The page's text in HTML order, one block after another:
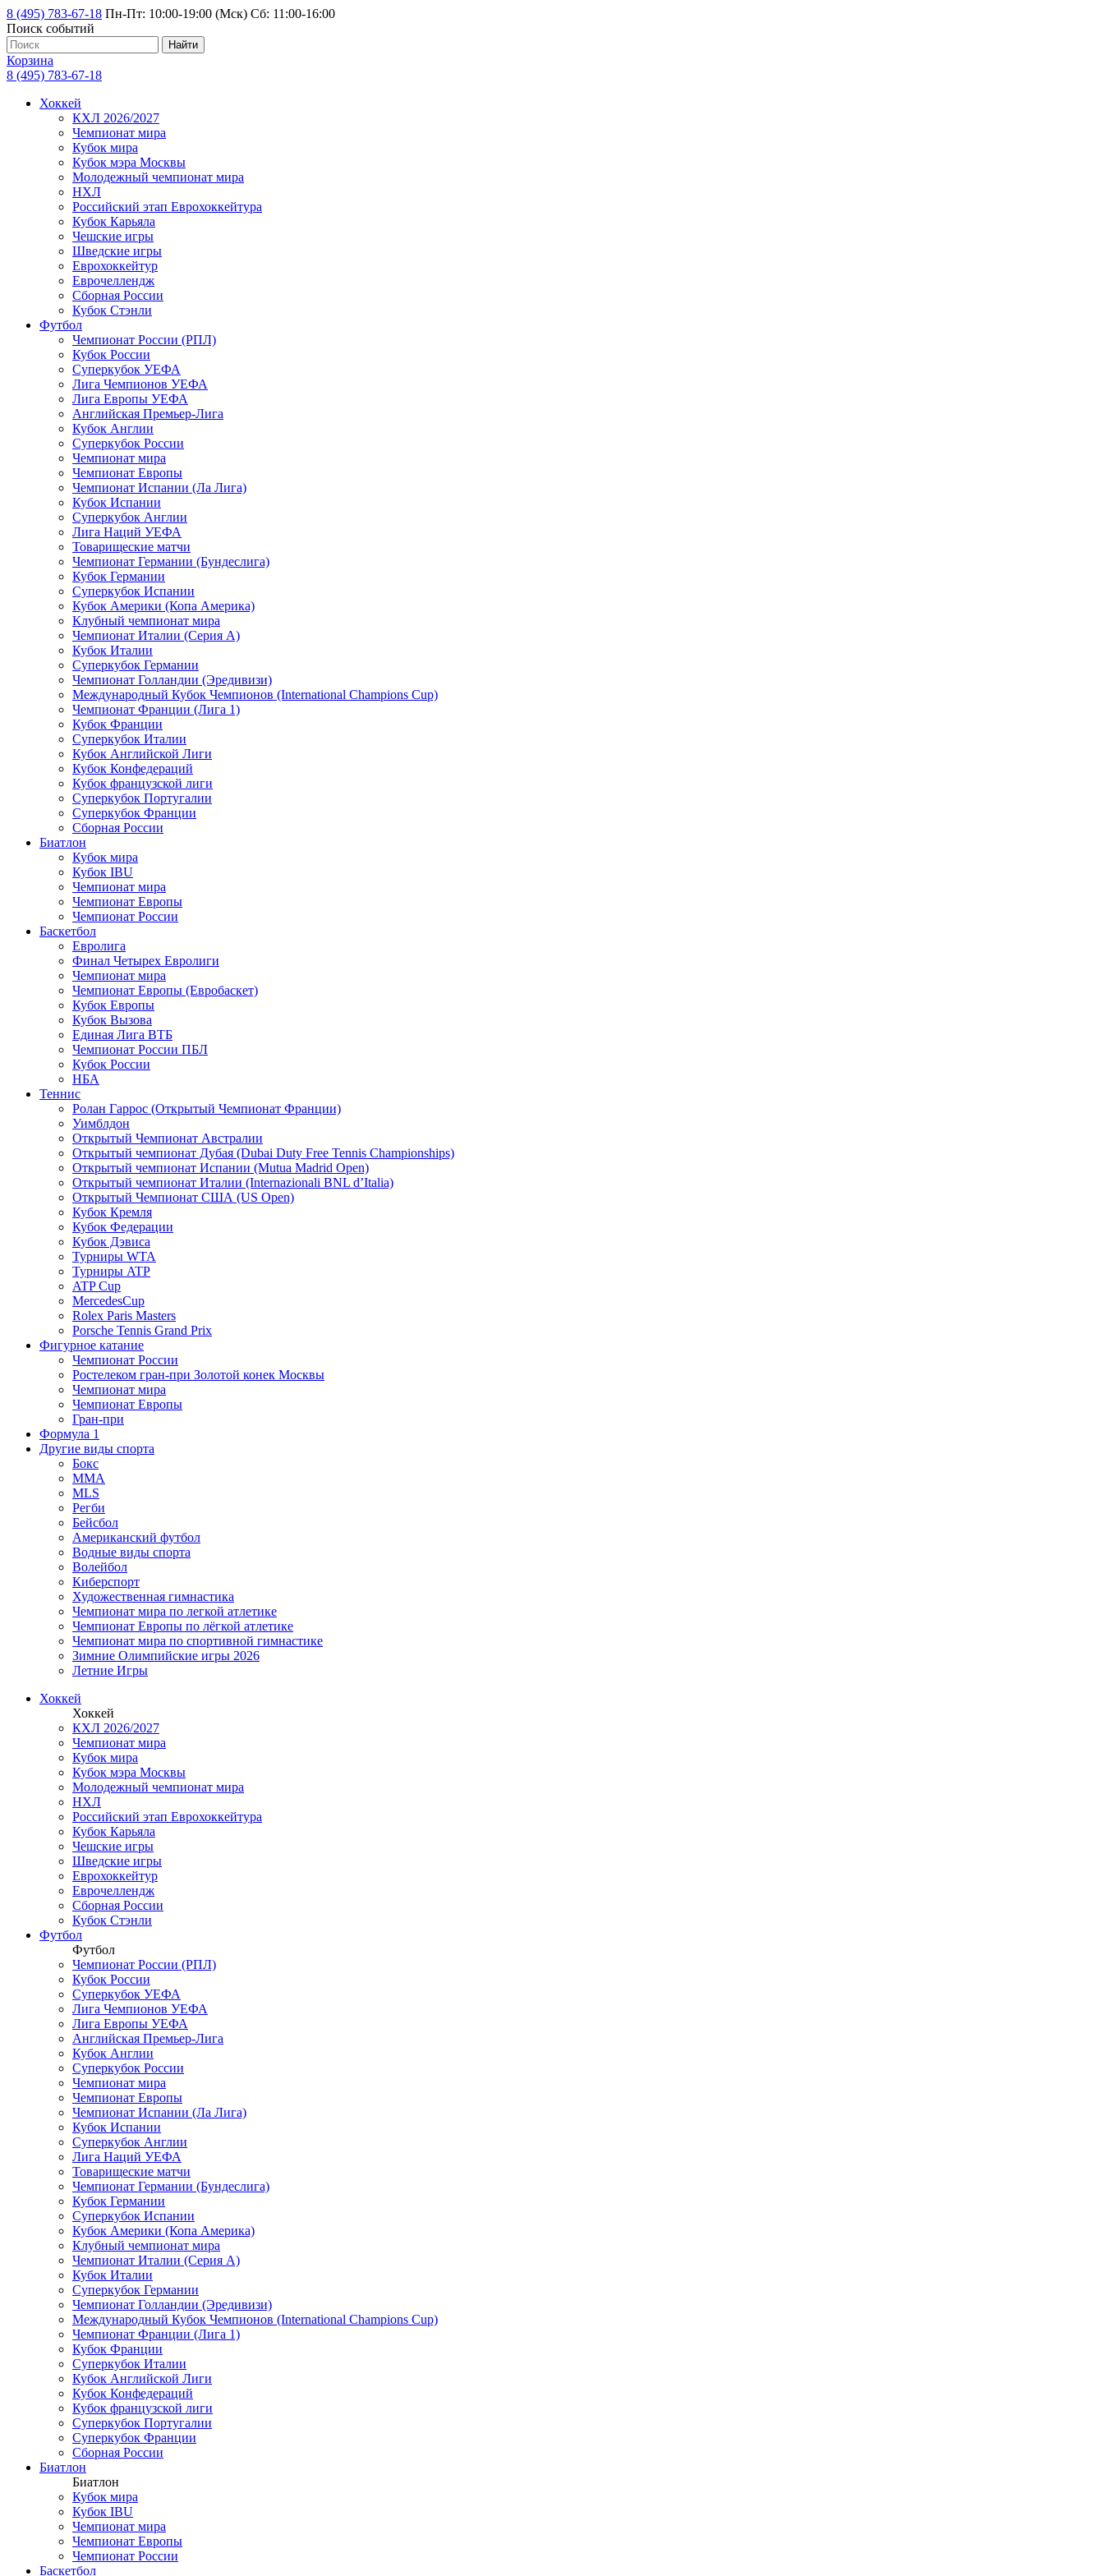
8 (495) 783-67-18 Пн-Пт: 10:00-19:00 (Мск) Сб: 11:00-16:00
Поиск событий
Найти
Корзина
8 (495) 783-67-18
Хоккей
КХЛ 2026/2027
Чемпионат мира
Кубок мира
Кубок мэра Москвы
Молодежный чемпионат мира
НХЛ
Российский этап Еврохоккейтура
Кубок Карьяла
Чешские игры
Шведские игры
Еврохоккейтур
Еврочеллендж
Сборная России
Кубок Стэнли
Футбол
Чемпионат России (РПЛ)
Кубок России
Суперкубок УЕФА
Лига Чемпионов УЕФА
Лига Европы УЕФА
Английская Премьер-Лига
Кубок Англии
Суперкубок России
Чемпионат мира
Чемпионат Европы
Чемпионат Испании (Ла Лига)
Кубок Испании
Суперкубок Англии
Лига Наций УЕФА
Товарищеские матчи
Чемпионат Германии (Бундеслига)
Кубок Германии
Суперкубок Испании
Кубок Америки (Копа Америка)
Клубный чемпионат мира
Чемпионат Италии (Серия А)
Кубок Италии
Суперкубок Германии
Чемпионат Голландии (Эредивизи)
Международный Кубок Чемпионов (International Champions Cup)
Чемпионат Франции (Лига 1)
Кубок Франции
Суперкубок Италии
Кубок Английской Лиги
Кубок Конфедераций
Кубок французской лиги
Суперкубок Португалии
Суперкубок Франции
Сборная России
Биатлон
Кубок мира
Кубок IBU
Чемпионат мира
Чемпионат Европы
Чемпионат России
Баскетбол
Евролига
Финал Четырех Евролиги
Чемпионат мира
Чемпионат Европы (Евробаскет)
Кубок Европы
Кубок Вызова
Единая Лига ВТБ
Чемпионат России ПБЛ
Кубок России
НБА
Теннис
Ролан Гаррос (Открытый Чемпионат Франции)
Уимблдон
Открытый Чемпионат Австралии
Открытый чемпионат Дубая (Dubai Duty Free Tennis Championships)
Открытый чемпионат Испании (Mutua Madrid Open)
Открытый чемпионат Италии (Internazionali BNL d’Italia)
Открытый Чемпионат США (US Open)
Кубок Кремля
Кубок Федерации
Кубок Дэвиса
Турниры WTA
Турниры ATP
ATP Cup
MercedesCup
Rolex Paris Masters
Porsche Tennis Grand Prix
Фигурное катание
Чемпионат России
Ростелеком гран-при Золотой конек Москвы
Чемпионат мира
Чемпионат Европы
Гран-при
Формула 1
Другие виды спорта
Бокс
MMA
MLS
Регби
Бейсбол
Американский футбол
Водные виды спорта
Волейбол
Киберспорт
Художественная гимнастика
Чемпионат мира по легкой атлетике
Чемпионат Европы по лёгкой атлетике
Чемпионат мира по спортивной гимнастике
Зимние Олимпийские игры 2026
Летние Игры
Хоккей
Хоккей
КХЛ 2026/2027
Чемпионат мира
Кубок мира
Кубок мэра Москвы
Молодежный чемпионат мира
НХЛ
Российский этап Еврохоккейтура
Кубок Карьяла
Чешские игры
Шведские игры
Еврохоккейтур
Еврочеллендж
Сборная России
Кубок Стэнли
Футбол
Футбол
Чемпионат России (РПЛ)
Кубок России
Суперкубок УЕФА
Лига Чемпионов УЕФА
Лига Европы УЕФА
Английская Премьер-Лига
Кубок Англии
Суперкубок России
Чемпионат мира
Чемпионат Европы
Чемпионат Испании (Ла Лига)
Кубок Испании
Суперкубок Англии
Лига Наций УЕФА
Товарищеские матчи
Чемпионат Германии (Бундеслига)
Кубок Германии
Суперкубок Испании
Кубок Америки (Копа Америка)
Клубный чемпионат мира
Чемпионат Италии (Серия А)
Кубок Италии
Суперкубок Германии
Чемпионат Голландии (Эредивизи)
Международный Кубок Чемпионов (International Champions Cup)
Чемпионат Франции (Лига 1)
Кубок Франции
Суперкубок Италии
Кубок Английской Лиги
Кубок Конфедераций
Кубок французской лиги
Суперкубок Португалии
Суперкубок Франции
Сборная России
Биатлон
Биатлон
Кубок мира
Кубок IBU
Чемпионат мира
Чемпионат Европы
Чемпионат России
Баскетбол